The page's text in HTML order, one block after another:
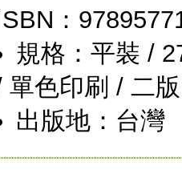
：
規格：平裝 /
單色印刷 / 二版
出版地：台灣